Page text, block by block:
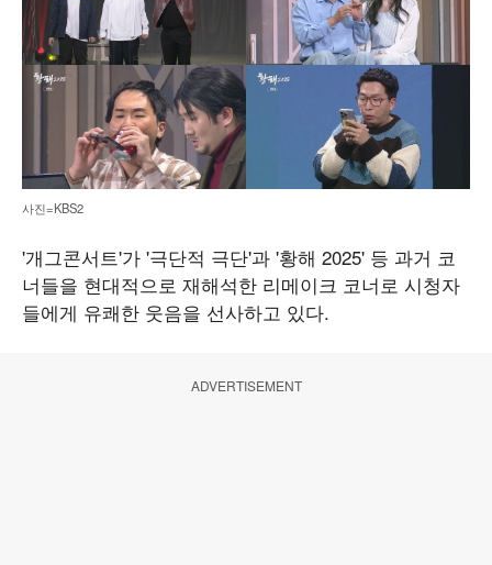
사진=KBS2
'개그콘서트'가 '극단적 극단'과 '황해 2025' 등 과거 코
너들을 현대적으로 재해석한 리메이크 코너로 시청자
들에게 유쾌한 웃음을 선사하고 있다.
ADVERTISEMENT